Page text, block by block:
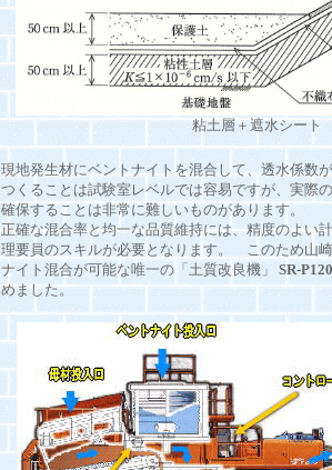
粘土層＋遮水シート
現地発生材にベントナイトを混合して、透水係数
つくることは試験室レベルでは容易ですが、実際
確保することは非常に難しいものがあります。
正確な混合率と均一な品質維持には、精度のよい
理要員のスキルが必要となります。 このため山
ナイト混合が可能な唯一の「土質改良機」
SR-
めました。